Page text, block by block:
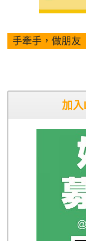
手牽手，做朋友
加